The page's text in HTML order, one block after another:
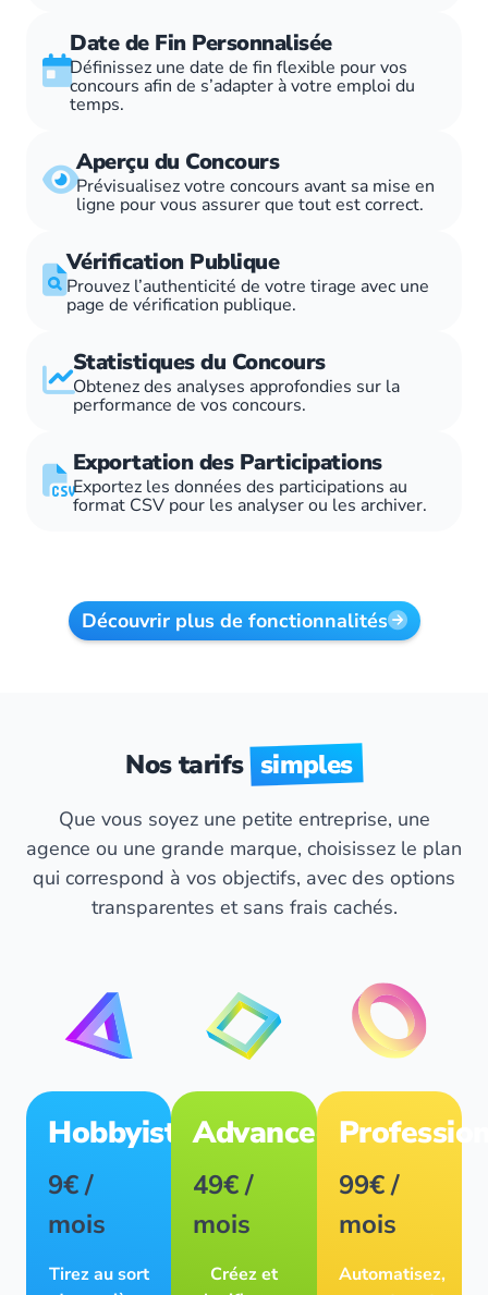
Date de Fin Personnalisée
Définissez une date de fin flexible pour vos
concours afin de s’adapter à votre emploi du
temps.
Aperçu du Concours
Prévisualisez votre concours avant sa mise en
ligne pour vous assurer que tout est correct.
Vérification Publique
Prouvez l’authenticité de votre tirage avec une
page de vérification publique.
Statistiques du Concours
Obtenez des analyses approfondies sur la
performance de vos concours.
Exportation des Participations
Exportez les données des participations au
format CSV pour les analyser ou les archiver.
Découvrir plus de fonctionnalités
Nos tarifs simples
Que vous soyez une petite entreprise, une
agence ou une grande marque, choisissez le plan
qui correspond à vos objectifs, avec des options
transparentes et sans frais cachés.
Hobbyist
9€ /
mois
Tirez au sort
Advanced
49€ /
mois
Créez et
99€ /
mois
Automatisez,